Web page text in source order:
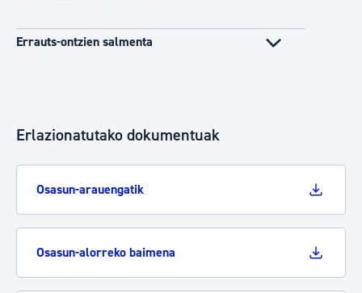
Errauts-ontzien salmenta
Erlazionatutako dokumentuak
Osasun-arauengatik
Osasun-alorreko baimena